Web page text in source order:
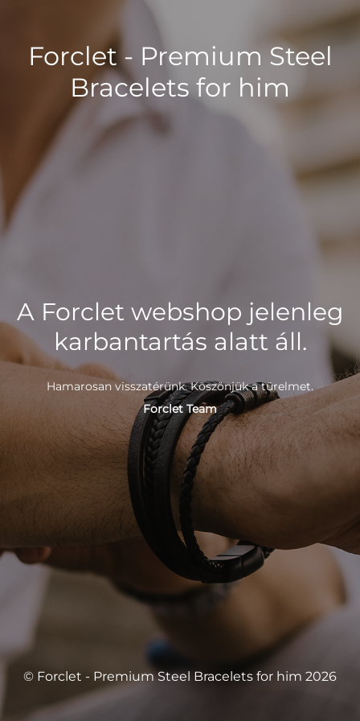
Forclet - Premium Steel
Bracelets for him
A Forclet webshop jelenleg
karbantartás alatt áll.
Hamarosan visszatérünk. Köszönjük a türelmet.
Forclet Team
© Forclet - Premium Steel Bracelets for him 2026